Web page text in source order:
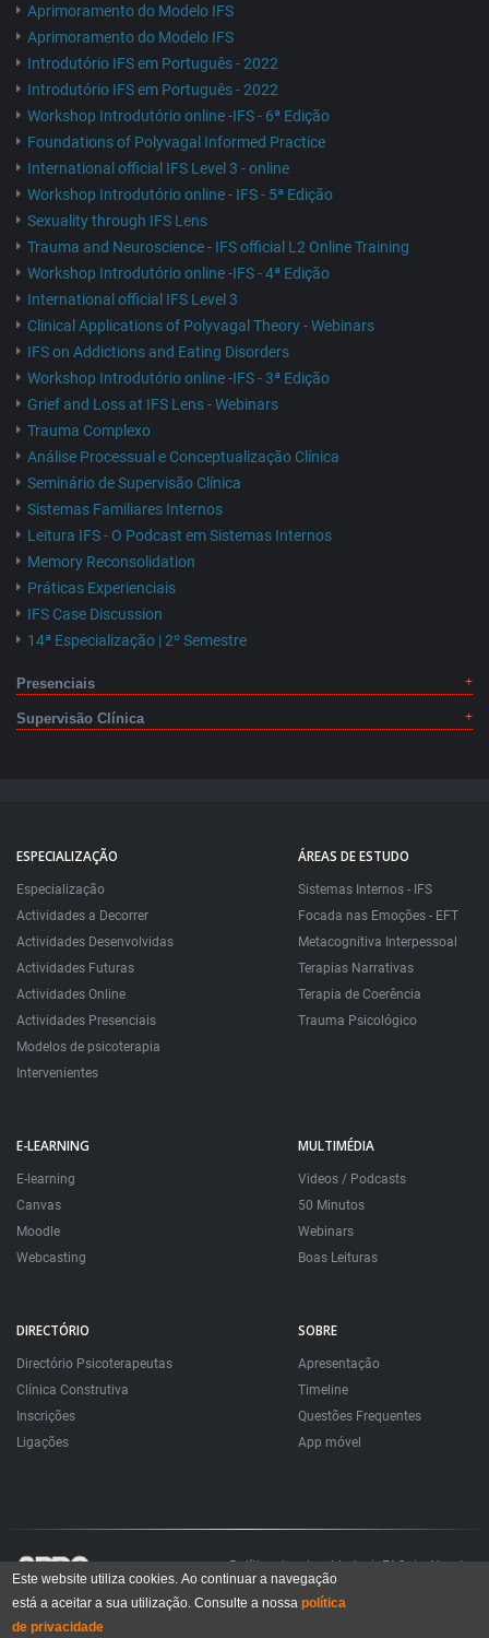
Aprimoramento do Modelo IFS
Aprimoramento do Modelo IFS
Introdutório IFS em Português - 2022
Introdutório IFS em Português - 2022
Workshop Introdutório online -IFS - 6ª Edição
Foundations of Polyvagal Informed Practice
International official IFS Level 3 - online
Workshop Introdutório online - IFS - 5ª Edição
Sexuality through IFS Lens
Trauma and Neuroscience - IFS official L2 Online Training
Workshop Introdutório online -IFS - 4ª Edição
International official IFS Level 3
Clinical Applications of Polyvagal Theory - Webinars
IFS on Addictions and Eating Disorders
Workshop Introdutório online -IFS - 3ª Edição
Grief and Loss at IFS Lens - Webinars
Trauma Complexo
Análise Processual e Conceptualização Clínica
Seminário de Supervisão Clínica
Sistemas Familiares Internos
Leitura IFS - O Podcast em Sistemas Internos
Memory Reconsolidation
Práticas Experienciais
IFS Case Discussion
14ª Especialização | 2º Semestre
Presenciais
Supervisão Clínica
ESPECIALIZAÇÃO
Especialização
Actividades a Decorrer
Actividades Desenvolvidas
Actividades Futuras
Actividades Online
Actividades Presenciais
Modelos de psicoterapia
Intervenientes
ÁREAS DE ESTUDO
Sistemas Internos - IFS
Focada nas Emoções - EFT
Metacognitiva Interpessoal
Terapias Narrativas
Terapia de Coerência
Trauma Psicológico
E-LEARNING
E-learning
Canvas
Moodle
Webcasting
MULTIMÉDIA
Videos / Podcasts
50 Minutos
Webinars
Boas Leituras
DIRECTÓRIO
Directório Psicoterapeutas
Clínica Construtiva
Inscrições
Ligações
SOBRE
Apresentação
Timeline
Questões Frequentes
App móvel
Política de privacidade FAQ About
Todos os direitos reservados. Sociedade Portuguesa de Psicoterapias Construtivistas
© 2006 – 2024
Este website utiliza cookies. Ao continuar a navegação
está a aceitar a sua utilização. Consulte a nossapolítica
de privacidade